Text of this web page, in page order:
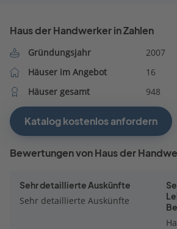
Haus der Handwerker in Zahlen
Gründungsjahr
2007
Häuser im Angebot
16
Häuser gesamt
948
Katalog kostenlos anfordern
Bewertungen von Haus der
Sehr detaillierte Auskünfte
Sehr detaillierte Auskünfte